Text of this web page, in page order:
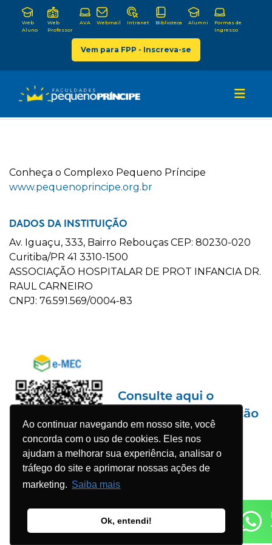
Ao continuar navegando em nosso site, você
concorda com o uso de cookies. Eles nos
ajudam a melhorar sua experiência, analisar o
tráfego do site e aprimorar nossas ações de
marketing. Saiba mais
Ok, entendi!
Web
Aluno
Web
Professor
AVA Webmail Intranet Biblioteca Alumni
Formas de
Ingresso
Vem para FPP - Inscreva-se
Conheça o Complexo Pequeno Príncipe
www.pequenoprincipe.org.br
DADOS DA INSTITUIÇÃO
Av. Iguaçu, 333, Bairro Rebouças CEP: 80230-020
Curitiba/PR 41 3310-1500
ASSOCIAÇÃO HOSPITALAR DE PROT INFANCIA DR.
RAUL CARNEIRO
CNPJ: 76.591.569/0004-83
© 2023 Faculdade Pequeno Príncipe - Todos os direitos